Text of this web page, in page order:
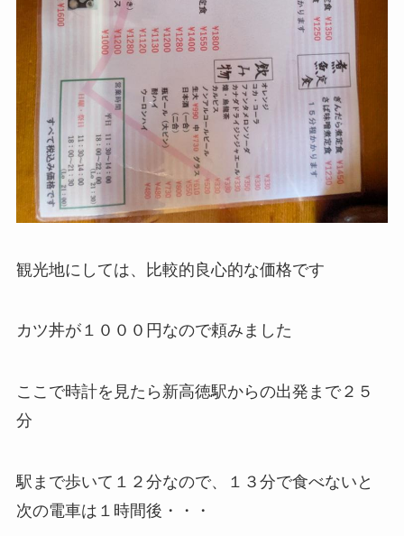
観光地にしては、比較的良心的な価格です
カツ丼が１０００円なので頼みました
ここで時計を見たら新高徳駅からの出発まで２５
分
駅まで歩いて１２分なので、１３分で食べないと
次の電車は１時間後・・・